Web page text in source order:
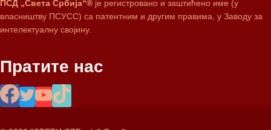
ПСД „Света Србија“® је регистровано и заштићено име (у
власништву ПСУСС) са патентним и другим правима, у Заводу за
интелектуалну својину.
Пратите нас